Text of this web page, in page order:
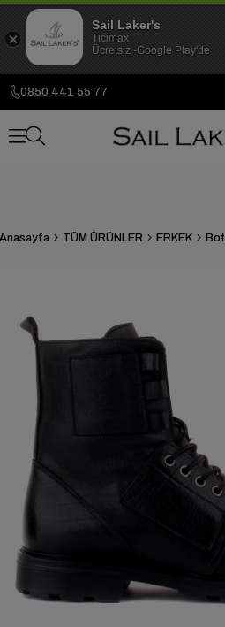
0850 441 55 77
TÜM ÜRÜNLER ERKEK Bot
Sail Laker's
Ticimax
Ücretsiz -Google Play'de